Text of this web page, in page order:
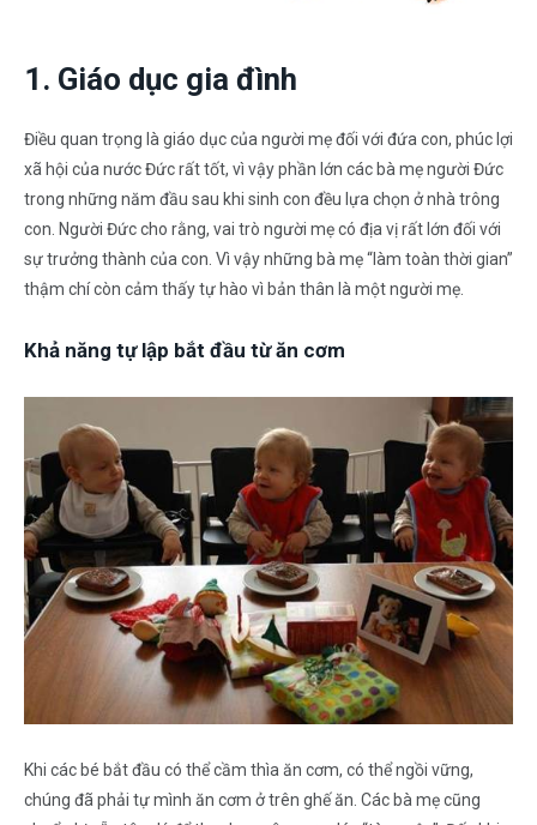
1. Giáo dục gia đình
Điều quan trọng là giáo dục của người mẹ đối với đứa con, phúc lợi
xã hội của nước Đức rất tốt, vì vậy phần lớn các bà mẹ người Đức
trong những năm đầu sau khi sinh con đều lựa chọn ở nhà trông
con. Người Đức cho rằng, vai trò người mẹ có địa vị rất lớn đối với
sự trưởng thành của con. Vì vậy những bà mẹ “làm toàn thời gian”
thậm chí còn cảm thấy tự hào vì bản thân là một người mẹ.
Khả năng tự lập bắt đầu từ ăn cơm
Khi các bé bắt đầu có thể cầm thìa ăn cơm, có thể ngồi vững,
chúng đã phải tự mình ăn cơm ở trên ghế ăn. Các bà mẹ cũng